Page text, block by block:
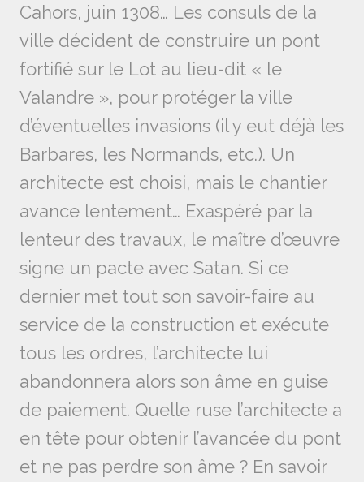
Cahors, juin 1308… Les consuls de la
ville décident de construire un pont
fortifié sur le Lot au lieu-dit « le
Valandre », pour protéger la ville
d’éventuelles invasions (il y eut déjà les
Barbares, les Normands, etc.). Un
architecte est choisi, mais le chantier
avance lentement… Exaspéré par la
lenteur des travaux, le maître d’œuvre
signe un pacte avec Satan. Si ce
dernier met tout son savoir-faire au
service de la construction et exécute
tous les ordres, l’architecte lui
abandonnera alors son âme en guise
de paiement. Quelle ruse l’architecte a
en tête pour obtenir l’avancée du pont
et ne pas perdre son âme ? En savoir